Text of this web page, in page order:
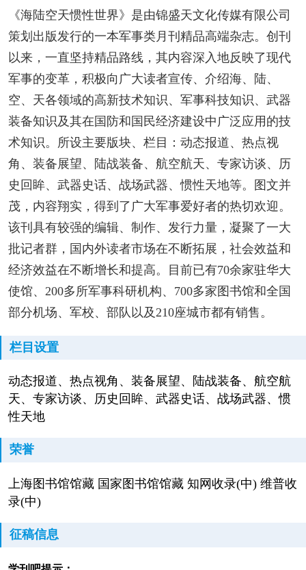
《海陆空天惯性世界》是由锦盛天文化传媒有限公司
策划出版发行的一本军事类月刊精品高端杂志。创刊
以来，一直坚持精品路线，其内容深入地反映了现代
军事的变革，积极向广大读者宣传、介绍海、陆、
空、天各领域的高新技术知识、军事科技知识、武器
装备知识及其在国防和国民经济建设中广泛应用的技
术知识。所设主要版块、栏目：动态报道、热点视
角、装备展望、陆战装备、航空航天、专家访谈、历
史回眸、武器史话、战场武器、惯性天地等。图文并
茂，内容翔实，得到了广大军事爱好者的热切欢迎。
该刊具有较强的编辑、制作、发行力量，凝聚了一大
批记者群，国内外读者市场在不断拓展，社会效益和
经济效益在不断增长和提高。目前已有70余家驻华大
使馆、200多所军事科研机构、700多家图书馆和全国
部分机场、军校、部队以及210座城市都有销售。
栏目设置
动态报道、热点视角、装备展望、陆战装备、航空航
天、专家访谈、历史回眸、武器史话、战场武器、惯
性天地
荣誉
上海图书馆馆藏 国家图书馆馆藏 知网收录(中) 维普收
录(中)
征稿信息